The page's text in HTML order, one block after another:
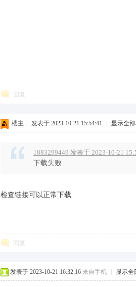
回复
楼主 发表于 2023-10-21 15:54:41 显示全
1883299449 发表于 2023-10-21
下载失败
检查链接可以正常下载
回复
发表于 2023-10-21 16:32:16 来自手机 显示全